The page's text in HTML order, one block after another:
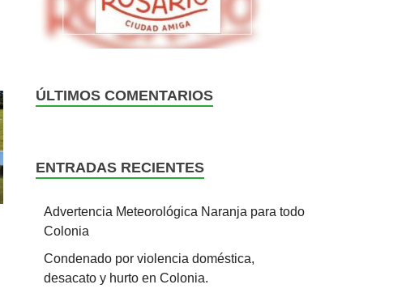
ÚLTIMOS COMENTARIOS
ENTRADAS RECIENTES
Advertencia Meteorológica Naranja para todo
Colonia
Condenado por violencia doméstica,
desacato y hurto en Colonia.